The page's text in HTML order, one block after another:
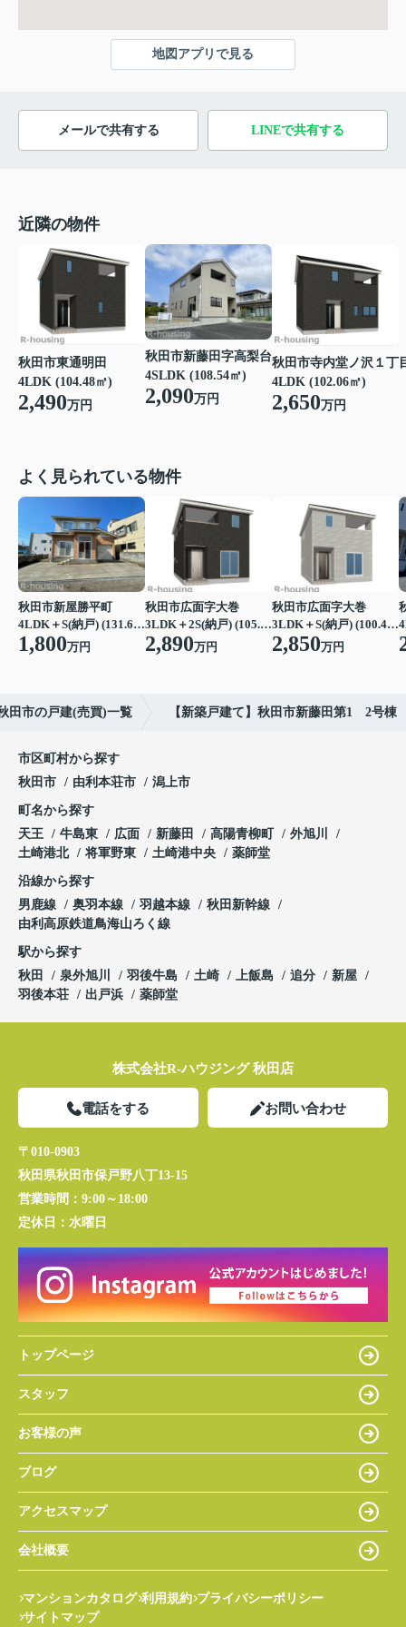
地図アプリで見る
メールで共有する LINEで共有する
近隣の物件
秋田市東通明田
4LDK (104.48㎡)
2,490万円
秋田市新藤田字高梨台
4SLDK (108.54㎡)
2,090万円
秋田市寺内堂ノ沢１丁
4LDK (102.06㎡)
2,650万円
よく見られている物件
秋田市新屋勝平町
4LDK＋S(納戸) (131.65㎡)
1,800万円
秋田市広面字大巻
3LDK＋2S(納戸) (105.30㎡)
2,890万円
秋田市広面字大巻
3LDK＋S(納戸) (100.44㎡)
2,850万円
田市の戸建(売買)一覧 【新築戸建て】秋田市新藤田第1 2号棟
市区町村から探す
秋田市
由利本荘市 潟上市
町名から探す
天王
牛島東 広面 新藤田 高陽青柳町
外旭川
土崎港北
将軍野東 土崎港中央 薬師堂
沿線から探す
男鹿線
奥羽本線 羽越本線
秋田新幹線
由利高原鉄道鳥海山ろく線
駅から探す
秋田
泉外旭川 羽後牛島 土崎 上飯島 追分
新屋
羽後本荘
出戸浜 薬師堂
株式会社R-ハウジング 秋田店
電話をする お問い合わせ
〒010-0903
秋田県秋田市保戸野八丁13-15
営業時間： 9:00～18:00
定休日： 水曜日
トップページ
スタッフ
お客様の声
ブログ
アクセスマップ
会社概要
マンションカタログ 利用規約 プライバシーポリシー
サイトマップ